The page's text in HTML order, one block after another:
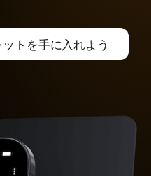
トを手に入れよう